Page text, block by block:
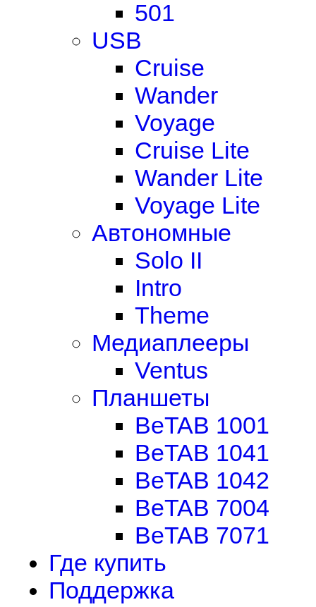
501
USB
Cruise
Wander
Voyage
Cruise Lite
Wander Lite
Voyage Lite
Автономные
Solo II
Intro
Theme
Медиаплееры
Ventus
Планшеты
BeTAB 1001
BeTAB 1041
BeTAB 1042
BeTAB 7004
BeTAB 7071
Где купить
Поддержка